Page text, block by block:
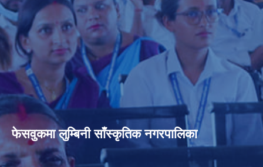
फेसवुकमा लुम्बिनी साँस्कृतिक नगरपालिका